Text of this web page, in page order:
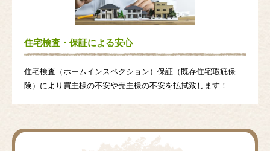
住宅検査・保証による安心
住宅検査（ホームインスペクション）保証（既存住宅瑕疵保
険）により買主様の不安や売主様の不安を払拭致します！